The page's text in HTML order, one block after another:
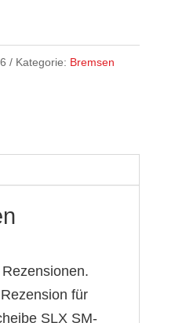
Kategorie: Bremsen
für
SLX SM-